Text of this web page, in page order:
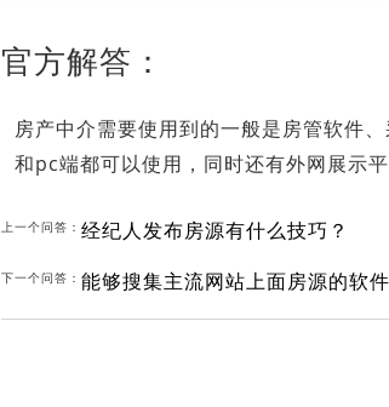
官方解答：
房产中介需要使用到的一般是房管软件、
和pc端都可以使用，同时还有外网展示
上一个问答： 经纪人发布房源有什么技巧？
下一个问答： 能够搜集主流网站上面房源的软